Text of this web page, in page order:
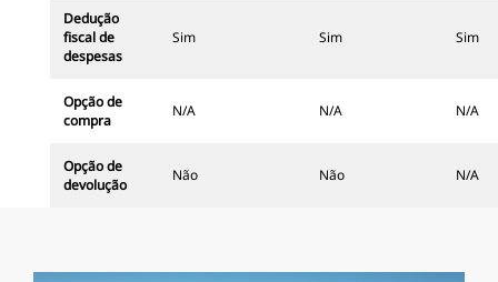
Dedução
fiscal de
despesas
Sim Sim Sim
Opção de
compra
N/A N/A N/A
Opção de
devolução
Não Não N/A